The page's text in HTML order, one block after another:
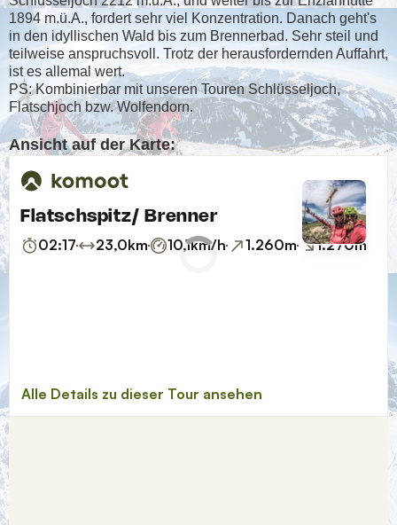
1894 m.ü.A., fordert sehr viel Konzentration. Danach geht's
in den idyllischen Wald bis zum Brennerbad. Sehr steil und
teilweise anspruchsvoll. Trotz der herausfordernden Auffahrt,
ist es allemal wert.
PS: Kombinierbar mit unseren Touren Schlüsseljoch,
Flatschjoch bzw. Wolfendorn.
Ansicht auf der Karte: